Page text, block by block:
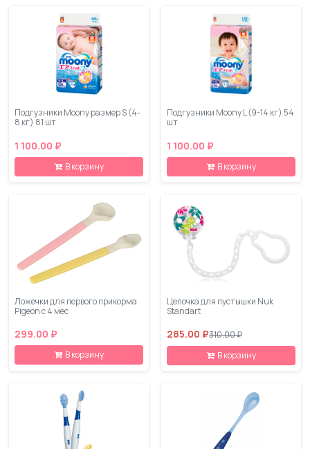
Подгузники Moony размер S (4-
8 кг) 81 шт
1 100.00 ₽
В корзину
Подгузники Moony L (9-14 кг) 54
шт
1 100.00 ₽
В корзину
Ложечки для первого прикорма
Pigeon с 4 мес
299.00 ₽
В корзину
Цепочка для пустышки Nuk
Standart
285.00 ₽310.00 ₽
В корзину